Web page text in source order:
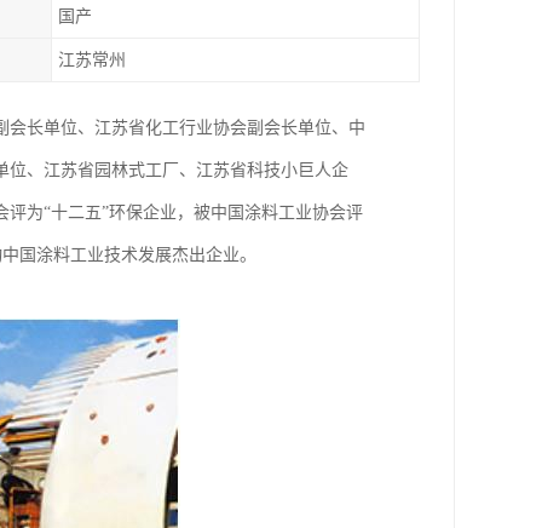
国产
江苏常州
长单位、江苏省化工行业协会副会长单位、中
、江苏省园林式工厂、江苏省科技小巨人企
为“十二五”环保企业，被中国涂料工业协会评
国涂料工业技术发展杰出企业。